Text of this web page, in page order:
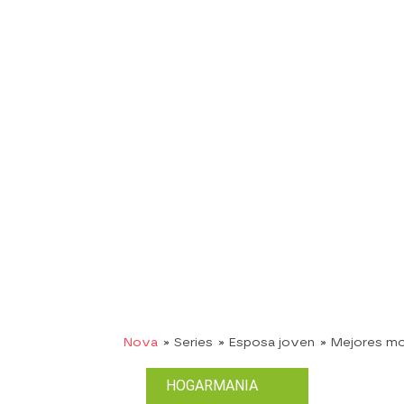
Nova » Series » Esposa joven » Mejores
HOGARMANIA